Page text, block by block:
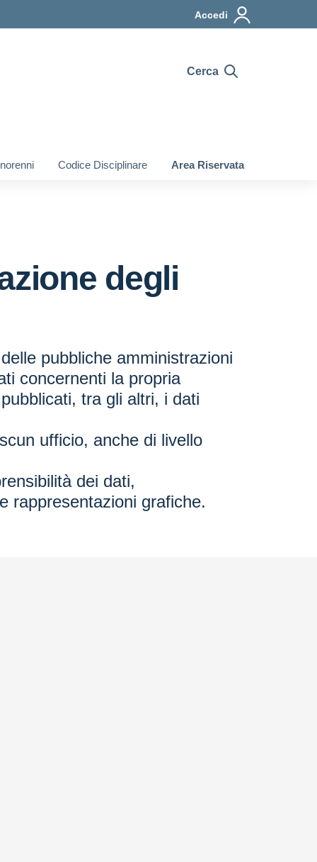
Accedi
Cerca
Codice Disciplinare Area Riservata
degli
pubbliche amministrazioni
concernenti la propria
tra gli altri, i dati
ufficio, anche di livello
dei dati,
rappresentazioni grafiche.